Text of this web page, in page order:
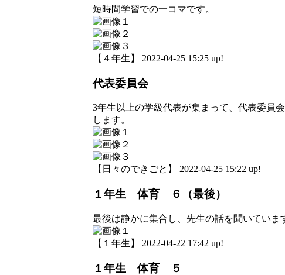
短時間学習での一コマです。
【４年生】 2022-04-25 15:25 up!
代表委員会
3年生以上の学級代表が集まって、代表委員
します。
【日々のできごと】 2022-04-25 15:22 up!
１年生 体育 ６（最後）
最後は静かに集合し、先生の話を聞いていま
【１年生】 2022-04-22 17:42 up!
１年生 体育 ５